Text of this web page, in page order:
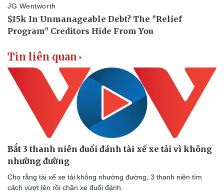
Thể thao
Bóng đá
Lịch thi đấu bóng đá
Thế giới thể thao
eSports
Ô tô
Tư vấn
Tin liên quan
Bắt 3 thanh niên đuổi đánh tài xế xe tải vì không
nhường đường
Cho rằng tài xế xe tải không nhường đường, 3 thanh niên tìm
cách vượt lên rồi chặn xe đuổi đánh.